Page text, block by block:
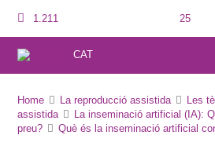
1.211 25
CAT
Home La reproducció assistida
Les
assistida
La inseminació artificial (IA):
preu?
Què és la inseminació artificial